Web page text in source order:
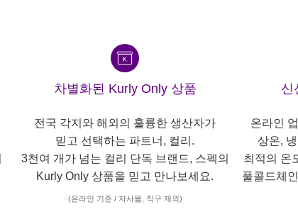
차별화된 Kurly Only 상품
전국 각지와 해외의 훌륭한 생산자가
믿고 선택하는 파트너, 컬리.
3천여 개가 넘는 컬리 단독 브랜드, 스펙의
Kurly Only 상품을 믿고 만나보세요.
(온라인 기준 / 자사몰, 직구 제외)
신
온라인
상온,
최적의 온
풀콜드체